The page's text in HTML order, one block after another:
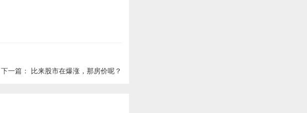
下一篇： 比来股市在爆涨，那房价呢？